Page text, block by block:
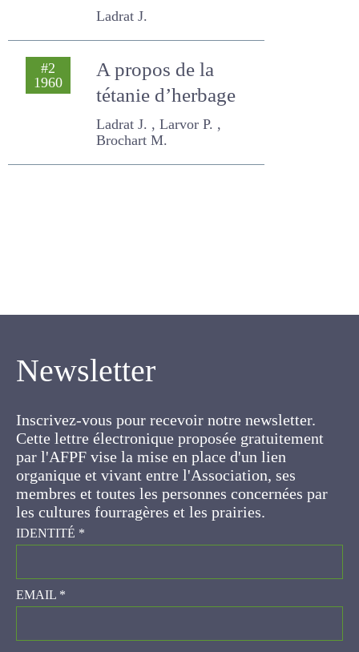
chez les bovins
Ladrat J.
#2
A propos de la
tétanie d’herbage
Ladrat J. , Larvor P. ,
Brochart M.
Newsletter
Cette lettre électronique proposée
gratuitement par l'AFPF vise la mise en place
d'un lien organique et vivant entre l'Association,
ses membres et toutes les personnes
concernées par les cultures fourragères et les
prairies.
IDENTITÉ*
EMAIL*